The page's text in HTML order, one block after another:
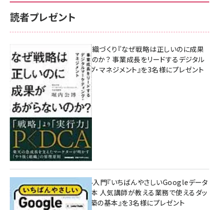
読者プレゼント
成果を生む組織づくり『なぜ戦略は正しいのに成果
があがらないのか？ 事業成長をリードするデジタル
マーケティング・マネジメント』を3名様にプレゼント
10:00
無料BIツール入門『いちばんやさしいGoogleデータ
ポータルの教本 人気講師が教える業務で使えるダッ
シュボード構築の基本』を3名様にプレゼント